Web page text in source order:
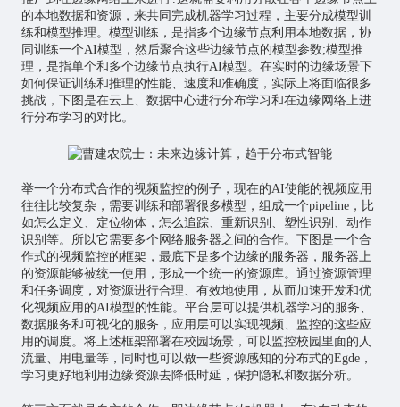
的本地数据和资源，来共同完成机器学习过程，主要分成模型训
练和模型推理。模型训练，是指多个边缘节点利用本地数据，协
同训练一个AI模型，然后聚合这些边缘节点的模型参数;模型推
理，是指单个和多个边缘节点执行AI模型。在实时的边缘场景下
如何保证训练和推理的性能、速度和准确度，实际上将面临很多
挑战，下图是在云上、数据中心进行分布学习和在边缘网络上进
行分布学习的对比。
举一个分布式合作的视频监控的例子，现在的AI使能的视频应用
往往比较复杂，需要训练和部署很多模型，组成一个pipeline，比
如怎么定义、定位物体，怎么追踪、重新识别、塑性识别、动作
识别等。所以它需要多个网络服务器之间的合作。下图是一个合
作式的视频监控的框架，最底下是多个边缘的服务器，服务器上
的资源能够被统一使用，形成一个统一的资源库。通过资源管理
和任务调度，对资源进行合理、有效地使用，从而加速开发和优
化视频应用的AI模型的性能。平台层可以提供机器学习的服务、
数据服务和可视化的服务，应用层可以实现视频、监控的这些应
用的调度。将上述框架部署在校园场景，可以监控校园里面的人
流量、用电量等，同时也可以做一些资源感知的分布式的Egde，
学习更好地利用边缘资源去降低时延，保护隐私和数据分析。